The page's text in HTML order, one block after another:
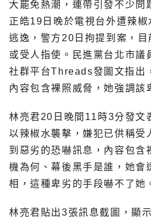
大罷免熱潮，連帶引發不少問
正皓19日晚於電視台外遭辣
逃逸，警方20日拘提到案，
或受人指使。民進黨台北市議
社群平台Threads發圖文指出
內容包含裸照威脅，她強調該
林亮君20日晚間11時3分發文
以辣椒水襲擊，嫌犯已供稱受
到惡劣的恐嚇訊息，內容包含
機為何、幕後黑手是誰，她會
相，這種卑劣的手段嚇不了她
林亮君貼出3張訊息截圖，顯